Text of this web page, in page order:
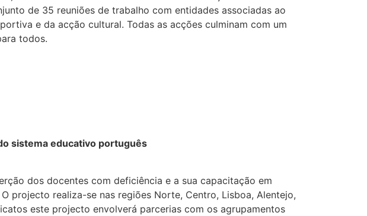
de 35 reuniões de trabalho com entidades associadas ao
e da acção cultural. Todas as acções culminam com um
todos.
sistema educativo português
dos docentes com deficiência e a sua capacitação em
projecto realiza-se nas regiões Norte, Centro, Lisboa, Alentejo,
este projecto envolverá parcerias com os agrupamentos